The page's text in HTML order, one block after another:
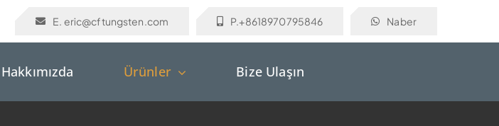
E. eric@cftungsten.com P.+8618970795846 Naber
Hakkımızda Ürünler Bize Ulaşın